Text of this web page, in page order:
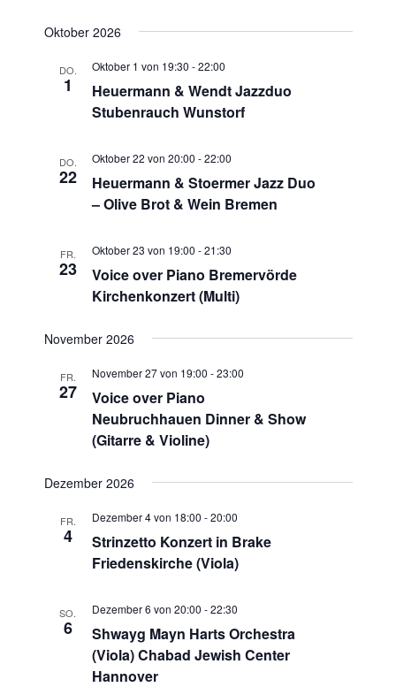
Oktober 2026
DO.
1
Heuermann & Wendt Jazzduo
Stubenrauch Wunstorf
Oktober 1 von 19:30 -22:00
DO.
22
Heuermann & Stoermer Jazz Duo
– Olive Brot & Wein Bremen
Oktober 22 von 20:00 -22:00
FR.
23
Voice over Piano Bremervörde
Kirchenkonzert (Multi)
Oktober 23 von 19:00 -21:30
November 2026
FR.
27
Voice over Piano
Neubruchhauen Dinner & Show
(Gitarre & Violine)
November 27 von 19:00 -23:00
Dezember 2026
FR.
4
Strinzetto Konzert in Brake
Friedenskirche (Viola)
Dezember 4 von 18:00 -20:00
SO.
6
Shwayg Mayn Harts Orchestra
(Viola) Chabad Jewish Center
Hannover
Dezember 6 von 20:00 -22:30